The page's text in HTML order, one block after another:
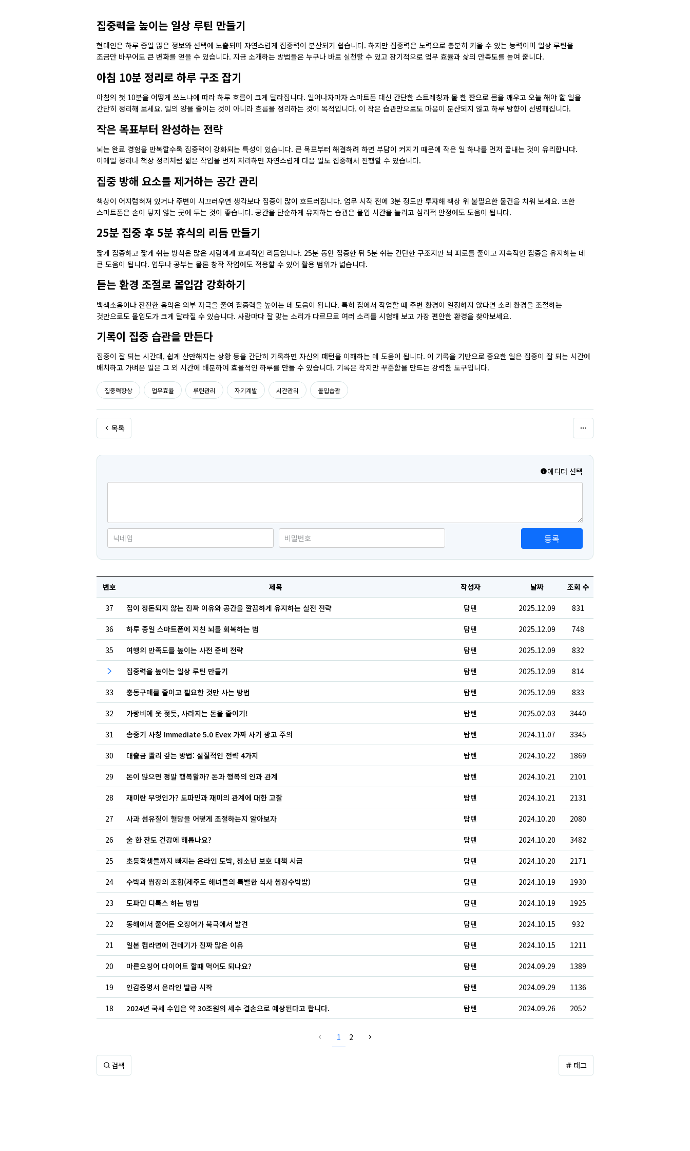
집중력을 높이는 일상 루틴 만들기
현대인은 하루 종일 많은 정보와 선택에 노출되며 자연스럽게 집중력이 분산되기 쉽습니다. 하지만 집중력은 노력으로 충분히 키울 수 있는 능력이며 일상 루틴을
조금만 바꾸어도 큰 변화를 얻을 수 있습니다. 지금 소개하는 방법들은 누구나 바로 실천할 수 있고 장기적으로 업무 효율과 삶의 만족도를 높여 줍니다.
아침 10분 정리로 하루 구조 잡기
아침의 첫 10분을 어떻게 쓰느냐에 따라 하루 흐름이 크게 달라집니다. 일어나자마자 스마트폰 대신 간단한 스트레칭과 물 한 잔으로 몸을 깨우고 오늘 해야 할 일을
간단히 정리해 보세요. 일의 양을 줄이는 것이 아니라 흐름을 정리하는 것이 목적입니다. 이 작은 습관만으로도 마음이 분산되지 않고 하루 방향이 선명해집니다.
작은 목표부터 완성하는 전략
뇌는 완료 경험을 반복할수록 집중력이 강화되는 특성이 있습니다. 큰 목표부터 해결하려 하면 부담이 커지기 때문에 작은 일 하나를 먼저 끝내는 것이 유리합니다.
이메일 정리나 책상 정리처럼 짧은 작업을 먼저 처리하면 자연스럽게 다음 일도 집중해서 진행할 수 있습니다.
집중 방해 요소를 제거하는 공간 관리
책상이 어지럽혀져 있거나 주변이 시끄러우면 생각보다 집중이 많이 흐트러집니다. 업무 시작 전에 3분 정도만 투자해 책상 위 불필요한 물건을 치워 보세요. 또한
스마트폰은 손이 닿지 않는 곳에 두는 것이 좋습니다. 공간을 단순하게 유지하는 습관은 몰입 시간을 늘리고 심리적 안정에도 도움이 됩니다.
25분 집중 후 5분 휴식의 리듬 만들기
짧게 집중하고 짧게 쉬는 방식은 많은 사람에게 효과적인 리듬입니다. 25분 동안 집중한 뒤 5분 쉬는 간단한 구조지만 뇌 피로를 줄이고 지속적인 집중을 유지하는 데
큰 도움이 됩니다. 업무나 공부는 물론 창작 작업에도 적용할 수 있어 활용 범위가 넓습니다.
듣는 환경 조절로 몰입감 강화하기
백색소음이나 잔잔한 음악은 외부 자극을 줄여 집중력을 높이는 데 도움이 됩니다. 특히 집에서 작업할 때 주변 환경이 일정하지 않다면 소리 환경을 조절하는
것만으로도 몰입도가 크게 달라질 수 있습니다. 사람마다 잘 맞는 소리가 다르므로 여러 소리를 시험해 보고 가장 편안한 환경을 찾아보세요.
기록이 집중 습관을 만든다
집중이 잘 되는 시간대, 쉽게 산만해지는 상황 등을 간단히 기록하면 자신의 패턴을 이해하는 데 도움이 됩니다. 이 기록을 기반으로 중요한 일은 집중이 잘 되는 시간에
배치하고 가벼운 일은 그 외 시간에 배분하여 효율적인 하루를 만들 수 있습니다. 기록은 작지만 꾸준함을 만드는 강력한 도구입니다.
집중력향상 업무효율 루틴관리 자기계발 시간관리 몰입습관
목록
에디터 선택
등록
번호 제목 작성자 날짜 조회 수
37 집이 정돈되지 않는 진짜 이유와 공간을 깔끔하게 유지하는 실전 전략 탑텐 2025.12.09 831
36 하루 종일 스마트폰에 지친 뇌를 회복하는 법 탑텐 2025.12.09 748
35 여행의 만족도를 높이는 사전 준비 전략 탑텐 2025.12.09 832
집중력을 높이는 일상 루틴 만들기 탑텐 2025.12.09 814
33 충동구매를 줄이고 필요한 것만 사는 방법 탑텐 2025.12.09 833
32 가랑비에 옷 젖듯, 사라지는 돈을 줄이기! 탑텐 2025.02.03 3440
31 송중기 사칭 Immediate 5.0 Evex 가짜 사기 광고 주의 탑텐 2024.11.07 3345
30 대출금 빨리 갚는 방법: 실질적인 전략 4가지 탑텐 2024.10.22 1869
29 돈이 많으면 정말 행복할까? 돈과 행복의 인과 관계 탑텐 2024.10.21 2101
28 재미란 무엇인가? 도파민과 재미의 관계에 대한 고찰 탑텐 2024.10.21 2131
27 사과 섬유질이 혈당을 어떻게 조절하는지 알아보자 탑텐 2024.10.20 2080
26 술 한 잔도 건강에 해롭나요? 탑텐 2024.10.20 3482
25 초등학생들까지 빠지는 온라인 도박, 청소년 보호 대책 시급 탑텐 2024.10.20 2171
24 수박과 쌈장의 조합(제주도 해녀들의 특별한 식사 쌈장수박밥) 탑텐 2024.10.19 1930
23 도파민 디톡스 하는 방법 탑텐 2024.10.19 1925
22 동해에서 줄어든 오징어가 북극에서 발견 탑텐 2024.10.15 932
21 일본 컵라면에 건데기가 진짜 많은 이유 탑텐 2024.10.15 1211
20 마른오징어 다이어트 할때 먹어도 되나요? 탑텐 2024.09.29 1389
19 인감증명서 온라인 발급 시작 탑텐 2024.09.29 1136
18 2024년 국세 수입은 약 30조원의 세수 결손으로 예상된다고 합니다. 탑텐 2024.09.26 2052
1 2
검색 태그